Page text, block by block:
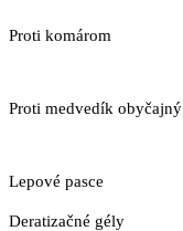
Proti komárom
Proti medvedík obyčajný
Lepové pasce
Deratizačné gély